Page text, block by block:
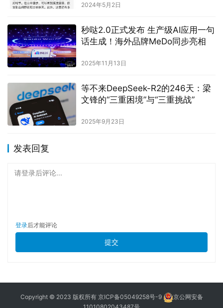
2024年5月2日
秒哒2.0正式发布 生产级AI应用一句
话生成！海外品牌MeDo同步亮相
2025年11月13日
等不来DeepSeek-R2的246天：梁
文锋的“三重困境”与“三重挑战”
2025年9月23日
发表回复
请登录后评论...
登录后才能评论
提交
Copyright © 2023 版权所有 京ICP备05049258号-9
京公网安备